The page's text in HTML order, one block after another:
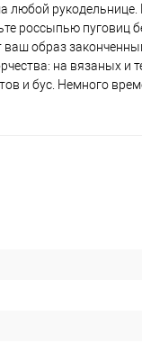
любой
россыпью пуговиц
ваш образ
на вязаных и
и бус. Немного